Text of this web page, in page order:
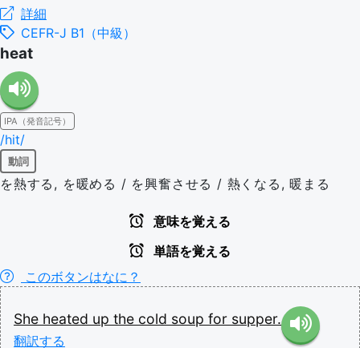
詳細
CEFR-J B1（中級）
heat
IPA（発音記号）
/hit/
動詞
を熱する, を暖める / を興奮させる / 熱くなる, 暖まる
意味を覚える
単語を覚える
このボタンはなに？
She heated up the cold soup for supper.
翻訳する